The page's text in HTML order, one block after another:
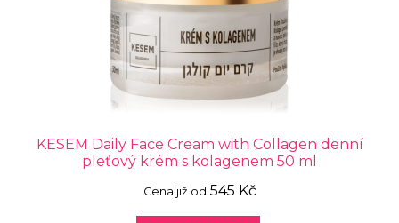
KESEM Daily Face Cream with Collagen denní
pleťový krém s kolagenem 50 ml
Cena již od 545 Kč